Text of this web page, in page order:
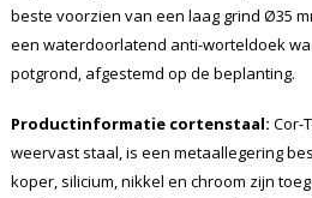
beste voorzien van een laag grind Ø35
een waterdoorlatend anti-worteldoek
potgrond, afgestemd op de beplanting.
Productinformatie cortenstaal: Cor-
weervast staal, is een metaallegering
koper, silicium, nikkel en chroom zijn